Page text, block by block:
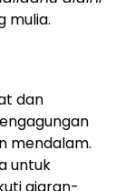
mulia.
dan
mendalam.
untuk
ajaran-